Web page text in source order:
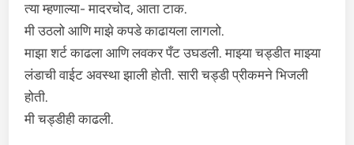
त्या म्हणाल्या- मादरचोद, आता टाक.
मी उठलो आणि माझे कपडे काढायला लागलो.
माझा शर्ट काढला आणि लवकर पँट उघडली. माझ्या चड्डीत माझ्या
लंडाची वाईट अवस्था झाली होती. सारी चड्डी प्रीकमने भिजली
होती.
मी चड्डीही काढली.